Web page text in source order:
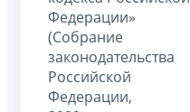
Федерации»
(Собрание
законодательства
Российской
Федерации,